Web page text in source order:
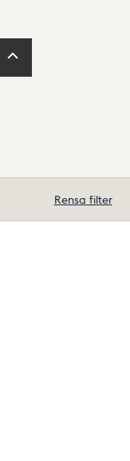
Rensa filter